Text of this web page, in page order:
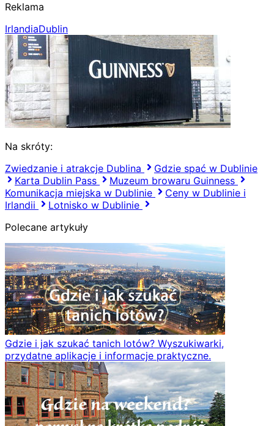
Reklama
IrlandiaDublin
Na skróty:
Zwiedzanie i atrakcje Dublina
Gdzie spać w Dublinie
Karta Dublin Pass
Muzeum browaru Guinness
Komunikacja miejska w Dublinie
Ceny w Dublinie i
Irlandii
Lotnisko w Dublinie
Polecane artykuły
Gdzie i jak szukać tanich lotów? Wyszukiwarki,
przydatne aplikacje i informacje praktyczne.